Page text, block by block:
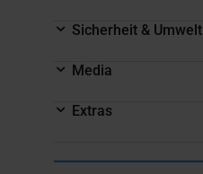
Sicherheit & Umwelt
Media
Extras